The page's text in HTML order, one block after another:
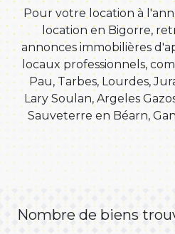
Pour votre location à
location en Bigorre,
annonces immobilières
locaux professionnels,
Pau, Tarbes, Lourdes,
Lary Soulan, Argeles
Sauveterre en Béarn,
Nombre de biens